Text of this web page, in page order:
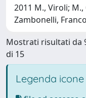
2011 M., Viroli;
Zambonelli, Franco
Mostrati risultati da
di 15
Legenda icone